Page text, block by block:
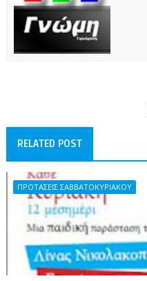
RELATED POST
ΠΡΟΤΑΣΕΙΣ ΣΑΒΒΑΤΟΚΥΡΙΑΚΟΥ